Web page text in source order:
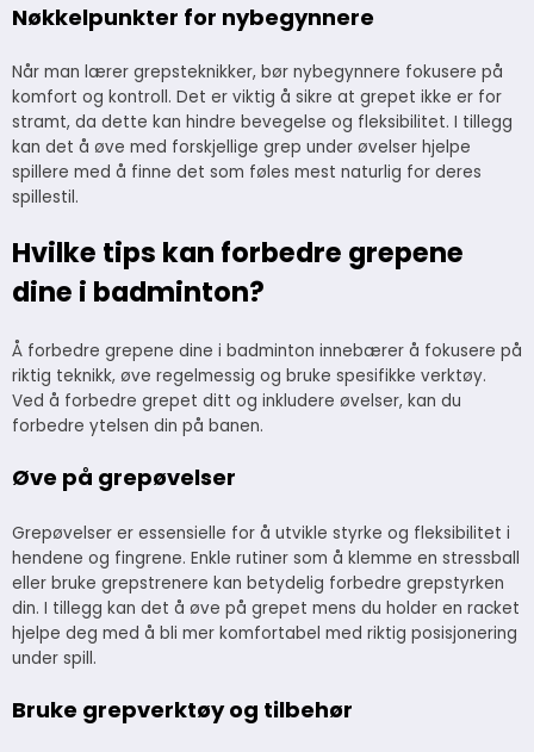
Nøkkelpunkter for nybegynnere
Når man lærer grepsteknikker, bør nybegynnere fokusere på
komfort og kontroll. Det er viktig å sikre at grepet ikke er for
stramt, da dette kan hindre bevegelse og fleksibilitet. I tillegg
kan det å øve med forskjellige grep under øvelser hjelpe
spillere med å finne det som føles mest naturlig for deres
spillestil.
Hvilke tips kan forbedre grepene
dine i badminton?
Å forbedre grepene dine i badminton innebærer å fokusere på
riktig teknikk, øve regelmessig og bruke spesifikke verktøy.
Ved å forbedre grepet ditt og inkludere øvelser, kan du
forbedre ytelsen din på banen.
Øve på grepøvelser
Grepøvelser er essensielle for å utvikle styrke og fleksibilitet i
hendene og fingrene. Enkle rutiner som å klemme en stressball
eller bruke grepstrenere kan betydelig forbedre grepstyrken
din. I tillegg kan det å øve på grepet mens du holder en racket
hjelpe deg med å bli mer komfortabel med riktig posisjonering
under spill.
Bruke grepverktøy og tilbehør